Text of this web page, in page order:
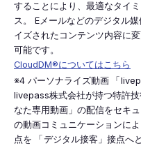
することにより、最適なタイ
ス。 Eメールなどのデジタル
イズされたコンテンツ内容に
可能です。
CloudDM®︎についてはこちら
※4 パーソナライズ動画
「
livepass株式会社が持つ特許
なた専用動画」の配信をセキ
の動画コミュニケーションに
点を
「デジタル接客」接点へ